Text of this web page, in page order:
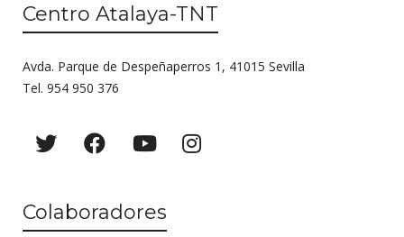
Centro Atalaya-TNT
Avda. Parque de Despeñaperros 1, 41015 Sevilla
Tel. 954 950 376
Colaboradores